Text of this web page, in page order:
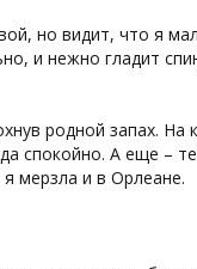
но видит, что я
и нежно гладит
родной запах. На
спокойно. А еще –
мерзла и в Орлеане.